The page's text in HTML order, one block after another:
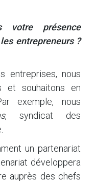
votre présence
entrepreneurs ?
entreprises, nous
et souhaitons en
exemple, nous
, syndicat des
un partenariat
développera
auprès des chefs